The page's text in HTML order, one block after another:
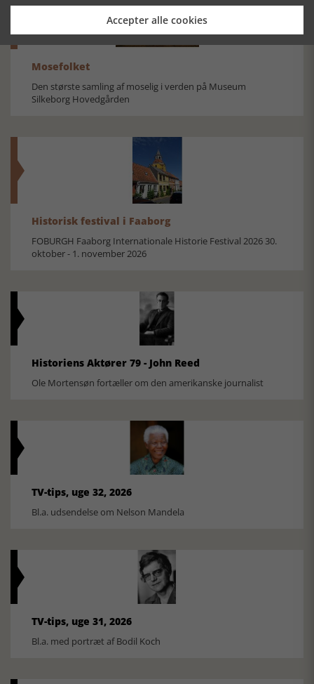
Mosefolket
Den største samling af moselig i verden på Museum
Silkeborg Hovedgården
Historisk festival i Faaborg
FOBURGH Faaborg Internationale Historie Festival 2026 30.
oktober - 1. november 2026
Historiens Aktører 79 - John Reed
Ole Mortensøn fortæller om den amerikanske journalist
TV-tips, uge 32, 2026
Bl.a. udsendelse om Nelson Mandela
TV-tips, uge 31, 2026
Bl.a. med portræt af Bodil Koch
Accepter alle cookies